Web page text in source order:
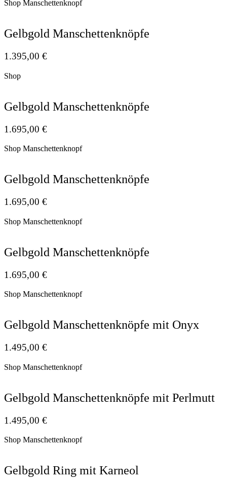
Shop Manschettenknopf
Gelbgold Manschettenknöpfe
1.395,00 €
Shop
Gelbgold Manschettenknöpfe
1.695,00 €
Shop Manschettenknopf
Gelbgold Manschettenknöpfe
1.695,00 €
Shop Manschettenknopf
Gelbgold Manschettenknöpfe
1.695,00 €
Shop Manschettenknopf
Gelbgold Manschettenknöpfe mit Onyx
1.495,00 €
Shop Manschettenknopf
Gelbgold Manschettenknöpfe mit Perlmutt
1.495,00 €
Shop Manschettenknopf
Gelbgold Ring mit Karneol